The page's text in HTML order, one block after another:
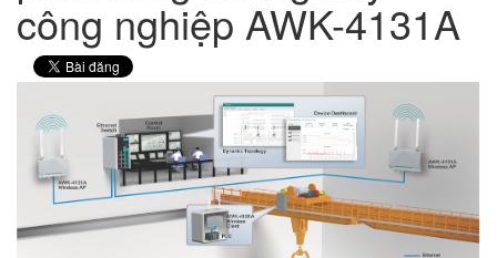
công nghiệp AWK-4131A